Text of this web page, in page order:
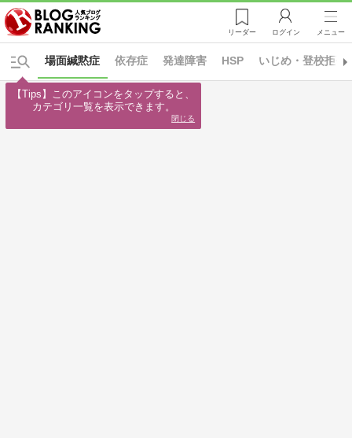
リーダー ログイン メニュー
依存症 発達障害 HSP いじめ・登校拒否
場面緘黙症
【Tips】このアイコンをタップすると、
カテゴリ一覧を表示できます。
閉じる